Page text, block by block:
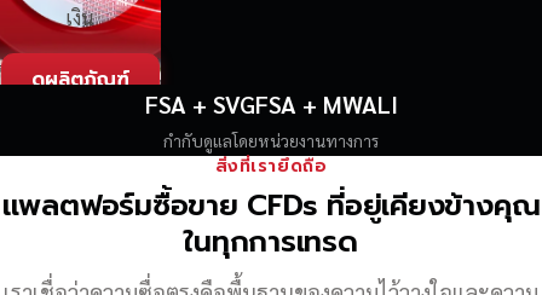
เงิน
ดูผลิตภัณฑ์
FSA + SVGFSA + MWALI
กำกับดูแลโดยหน่วยงานทางการ
สิ่งที่เรายึดถือ
แพลตฟอร์มซื้อขาย CFDs ที่อยู่เคียงข้างคุณ
ในทุกการเทรด